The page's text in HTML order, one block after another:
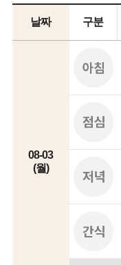
날짜 구분
08-03
(월)